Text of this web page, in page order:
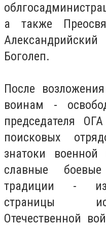
а также
Боголеп.
После
воинам -
председателя
поисковых
знатоки
славные
традиции -
страницы
Отечественной